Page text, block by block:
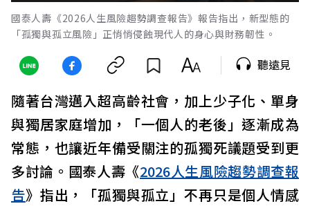
國泰人壽《2026人生風險趨勢調查報告》報告指出，新型態的
「孤獨與孤立風險」正悄悄侵蝕現代人的身心與財務韌性。
聽遠見
隨著台灣邁入超高齡社會，加上少子化、單身
與獨居家庭增加，「一個人的老後」逐漸成為
常態，也讓近年備受關注的孤獨死議題受到更
多討論。國泰人壽《2026人生風險趨勢調查報
告》指出，「孤獨與孤立」不再只是個人情感